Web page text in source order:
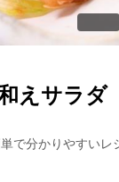
えサラダ
で分かりやすいレ